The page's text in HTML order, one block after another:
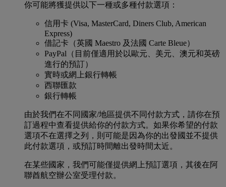
你可能將獲提供以下一種或多種付款選項：
信用卡 (Visa, MasterCard, Diners Club, American
Express)
借記卡（英國 Maestro 及法國 Carte Bleue）
PayPal（目前僅適用於以歐元、美元、澳元和英磅
進行的預訂）
實時或網上銀行轉帳
西聯匯款
銀行轉帳
由於我們在不同國家/地區提供不同付款方式，請你在預
訂過程中查看提供給你的付款方式。如果你希望的付款
選項不在選擇之列，則可能是因為你的出發國並不提供
此付款選項，或預訂時間離出發時間太近。
在某些國家，我們可能僅提供網上預訂選項，其後在阿
聯酋航空辦公室受理付款。